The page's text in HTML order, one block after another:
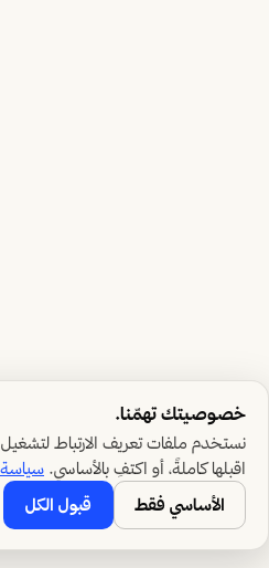
خصوصيتك تهمّنا.
نستخدم ملفات تعريف الارتباط
اقبلها كاملةً، أو اكتفِ بالأساسي.
الأساسي فقط
قبول الكل